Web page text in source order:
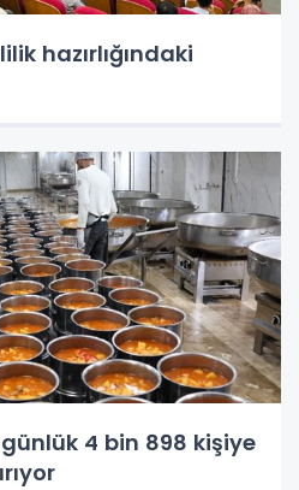
hazırlığındaki
4 bin 898 kişiye